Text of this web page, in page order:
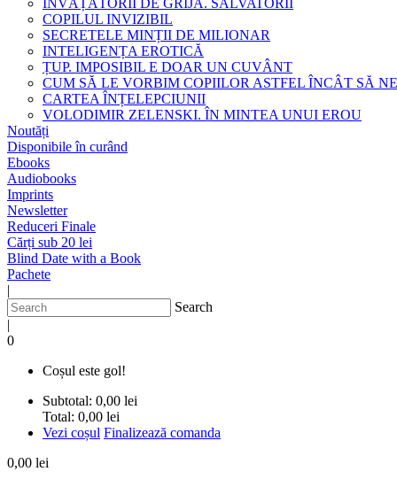
INVĂȚĂTORII DE GRIJĂ. SALVATORII
COPILUL INVIZIBIL
SECRETELE MINȚII DE MILIONAR
INTELIGENȚA EROTICĂ
ȚUP. IMPOSIBIL E DOAR UN CUVÂNT
CUM SĂ LE VORBIM COPIILOR ASTFEL ÎNCÂT SĂ
CARTEA ÎNȚELEPCIUNII
VOLODIMIR ZELENSKI. ÎN MINTEA UNUI EROU
Noutăți
Disponibile în curând
Ebooks
Audiobooks
Imprints
Newsletter
Reduceri Finale
Cărți sub 20 lei
Blind Date with a Book
Pachete
|
Search
|
0
Coșul este gol!
Subtotal: 0,00 lei
Total: 0,00 lei
Vezi coșul Finalizează comanda
0,00 lei